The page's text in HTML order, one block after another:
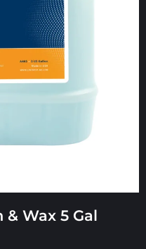
Wax 5 Gal